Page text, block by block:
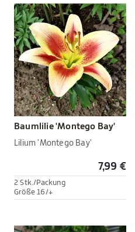
Baumlilie 'Montego Bay'
Lilium 'Montego Bay'
7,99 €
2 Stk./Packung
Größe 16/+